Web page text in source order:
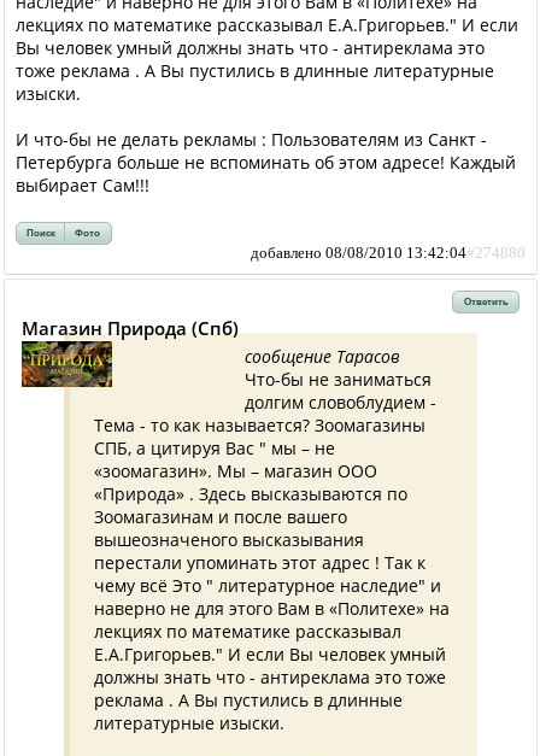
лекциях по математике рассказывал Е.А.Григорьев." И если
Вы человек умный должны знать что - антиреклама это
тоже реклама . А Вы пустились в длинные литературные
изыски.
И что-бы не делать рекламы : Пользователям из Санкт -
Петербурга больше не вспоминать об этом адресе! Каждый
выбирает Сам!!!
Поиск Фото
добавлено 08/08/2010 13:42:04#274880
Ответить
Магазин Природа (Спб)
сообщение Тарасов
Что-бы не заниматься
долгим словоблудием -
Тема - то как называется? Зоомагазины
СПБ, а цитируя Вас " мы – не
«зоомагазин». Мы – магазин ООО
«Природа» . Здесь высказываются по
Зоомагазинам и после вашего
вышеозначеного высказывания
перестали упоминать этот адрес ! Так к
чему всё Это " литературное наследие" и
наверно не для этого Вам в «Политехе» на
лекциях по математике рассказывал
Е.А.Григорьев." И если Вы человек умный
должны знать что - антиреклама это тоже
реклама . А Вы пустились в длинные
литературные изыски.